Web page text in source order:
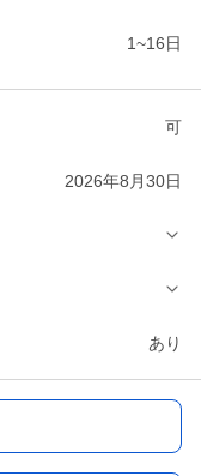
1~16日
可
2026年8月30日
あり